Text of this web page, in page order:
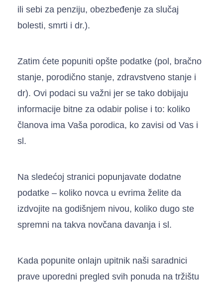
ili sebi za penziju, obezbeđenje za slučaj
bolesti, smrti i dr.).
Zatim ćete popuniti opšte podatke (pol, bračno
stanje, porodično stanje, zdravstveno stanje i
dr). Ovi podaci su važni jer se tako dobijaju
informacije bitne za odabir polise i to: koliko
članova ima Vaša porodica, ko zavisi od Vas i
sl.
Na sledećoj stranici popunjavate dodatne
podatke – koliko novca u evrima želite da
izdvojite na godišnjem nivou, koliko dugo ste
spremni na takva novčana davanja i sl.
Kada popunite onlajn upitnik naši saradnici
prave uporedni pregled svih ponuda na tržištu